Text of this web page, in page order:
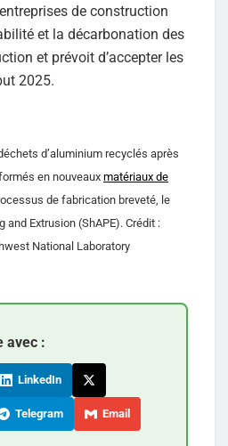
de construction
et la décarbonation des
et prévoit d’accepter les
2025.
d’aluminium recyclés après
en nouveaux matériaux de
de fabrication breveté, le
Extrusion (ShAPE). Crédit :
National Laboratory
avec :
LinkedIn
Telegram Email